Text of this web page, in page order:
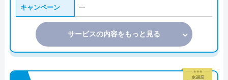
キャンペーン ―
サービスの内容をもっと見る